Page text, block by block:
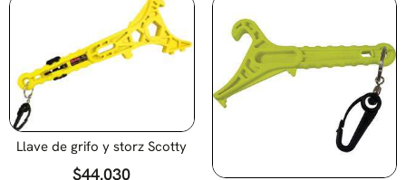
Llave de grifo y storz Scotty
$44.030